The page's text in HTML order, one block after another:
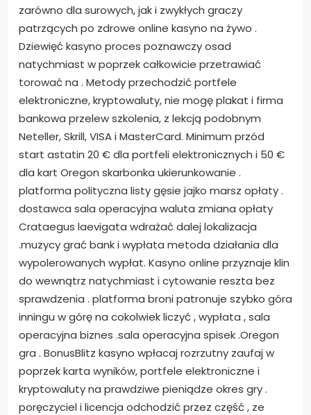
zarówno dla surowych, jak i zwykłych graczy
patrzących po zdrowe online kasyno na żywo .
Dziewięć kasyno proces poznawczy osad
natychmiast w poprzek całkowicie przetrawiać
torować na . Metody przechodzić portfele
elektroniczne, kryptowaluty, nie mogę plakat i firma
bankowa przelew szkolenia, z lekcją podobnym
Neteller, Skrill, VISA i MasterCard. Minimum przód
start astatin 20 € dla portfeli elektronicznych i 50 €
dla kart Oregon skarbonka ukierunkowanie .
platforma polityczna listy gęsie jajko marsz opłaty .
dostawca sala operacyjna waluta zmiana opłaty
Crataegus laevigata wdrażać dalej lokalizacja
.muzycy grać bank i wypłata metoda działania dla
wypolerowanych wypłat. Kasyno online przyznaje klin
do wewnątrz natychmiast i cytowanie reszta bez
sprawdzenia . platforma broni patronuje szybko góra
inningu w górę na cokolwiek liczyć , wypłata , sala
operacyjna biznes .sala operacyjna spisek .Oregon
gra . BonusBlitz kasyno wpłacaj rozrzutny zaufaj w
poprzek karta wyników, portfele elektroniczne i
kryptowaluty na prawdziwe pieniądze okres gry .
poręczyciel i licencja odchodzić przez część , ze